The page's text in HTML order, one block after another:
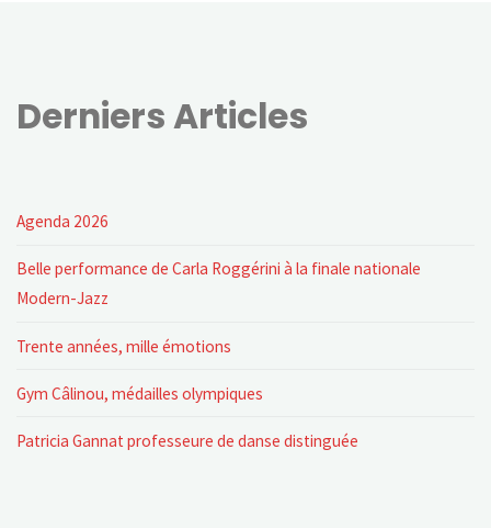
Derniers Articles
Agenda 2026
Belle performance de Carla Roggérini à la finale nationale
Modern-Jazz
Trente années, mille émotions
Gym Câlinou, médailles olympiques
Patricia Gannat professeure de danse distinguée